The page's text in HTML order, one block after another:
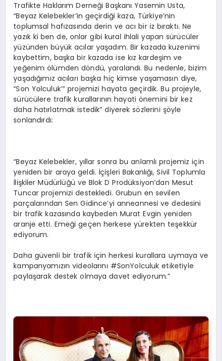
Trafikte Haklarım Derneği Başkanı Yasemin Usta,
“Beyaz Kelebekler’in geçirdiği kaza, Türkiye’nin
toplumsal hafızasında derin ve acı bir iz bıraktı. Ne
yazık ki ben de, onlar gibi kural ihlali yapan sürücüler
yüzünden büyük acılar yaşadım. Bir kazada kuzenimi
kaybettim, başka bir kazada ise kız kardeşim ve
yeğenim ölümden döndü, yaralandı. Bu nedenle, bizim
yaşadığımız acıları başka hiç kimse yaşamasın diye,
“Son Yolculuk’” projemizi hayata geçirdik. Bu projeyle,
sürücülere trafik kurallarının hayati önemini bir kez
daha hatırlatmak istedik” diyerek sözlerini şöyle
sonlandırdı:
“Beyaz Kelebekler, yıllar sonra bu anlamlı projemiz için
yeniden bir araya geldi. İçişleri Bakanlığı, Sivil Toplumla
İlişkiler Müdürlüğü ve Blok D Prodüksiyon’dan Mesut
Tuncar projemizi destekledi. Grubun en sevilen
parçalarından Sen Gidince’yi anneannesi ve dedesini
bir trafik kazasında kaybeden Murat Evgin yeniden
aranje etti. Emeği geçen herkese yürekten teşekkür
ediyorum.
Daha güvenli bir trafik için herkesi kurallara uymaya ve
kampanyamızın videolarını #SonYolculuk etiketiyle
paylaşarak destek olmaya davet ediyorum.”